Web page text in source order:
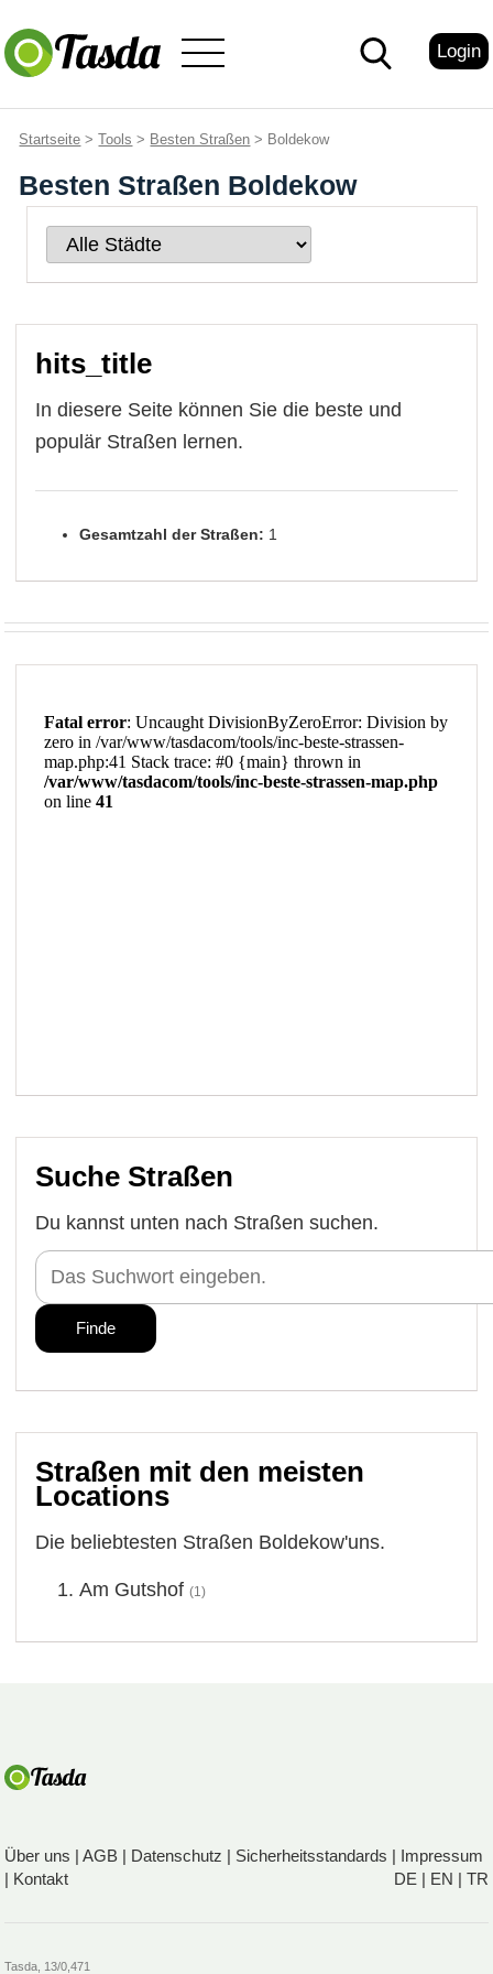
Login
Startseite >Tools > Besten Straßen > Boldekow
Besten Straßen Boldekow
hits_title
In diesere Seite können Sie die beste und
populär Straßen lernen.
Gesamtzahl der Straßen: 1
Suche Straßen
Du kannst unten nach Straßen suchen.
Straßen mit den meisten
Locations
Die beliebtesten Straßen Boldekow'uns.
Am Gutshof (1)
Über uns |AGB Datenschutz Sicherheitsstandards
Impressum
Kontakt DE| EN TR
Tasda, 13/0,471